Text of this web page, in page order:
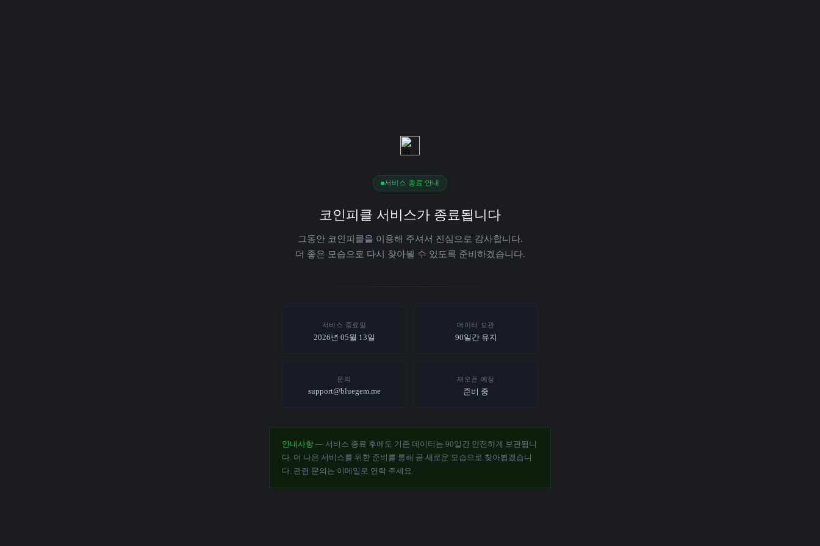
서비스 종료 안내
코인피클 서비스가 종료됩니다
그동안 코인피클을 이용해 주셔서 진심으로 감사합니다.
더 좋은 모습으로 다시 찾아뵐 수 있도록 준비하겠습니다.
서비스 종료일
2026년 05월 13일
데이터 보관
90일간 유지
문의
support@bluegem.me
재오픈 예정
준비 중
안내사항 — 서비스 종료 후에도 기존 데이터는 90일간 안전하게 보관됩니
다. 더 나은 서비스를 위한 준비를 통해 곧 새로운 모습으로 찾아뵙겠습니
다. 관련 문의는 이메일로 연락 주세요.